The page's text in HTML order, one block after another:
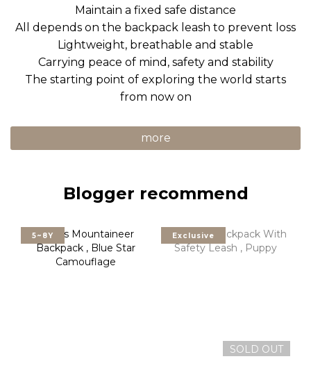
Maintain a fixed safe distance
All depends on the backpack leash to prevent loss
Lightweight, breathable and stable
Carrying peace of mind, safety and stability
The starting point of exploring the world starts
from now on
more
Blogger recommend
5~8Y Exclusive
SOLD OUT